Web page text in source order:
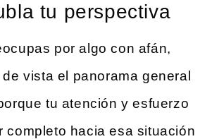
tu perspectiva
por algo con afán,
vista el panorama general
tu atención y esfuerzo
completo hacia esa situación